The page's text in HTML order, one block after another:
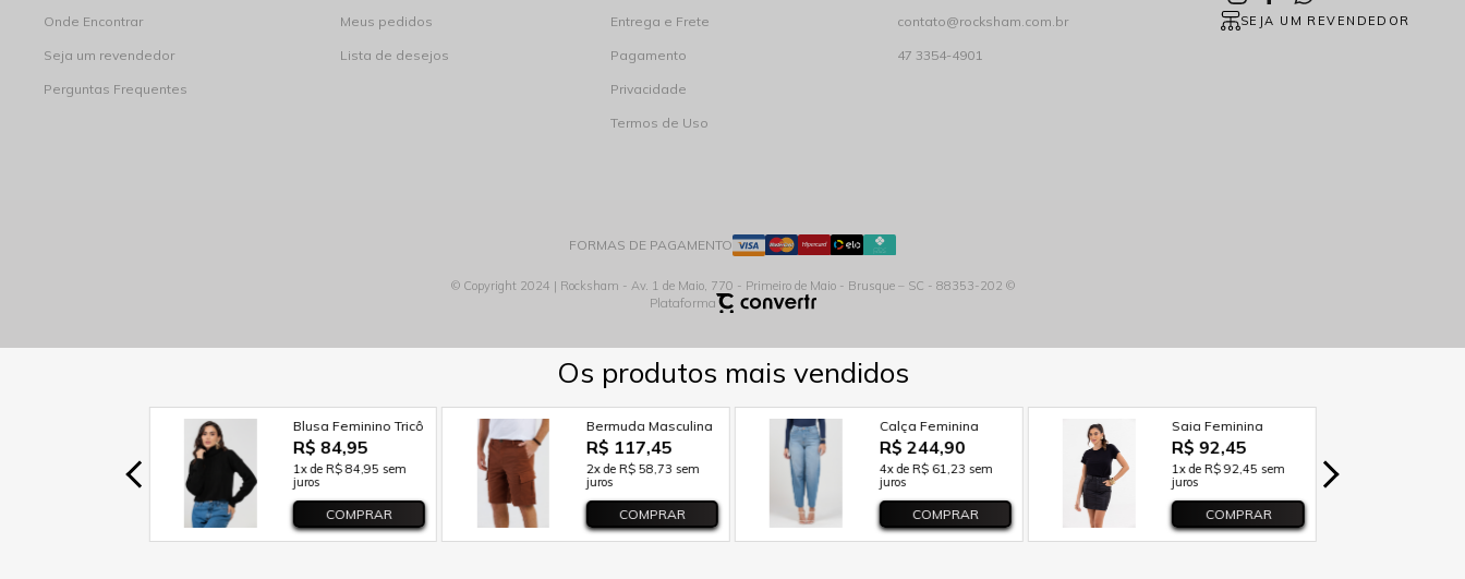
Onde Encontrar
Seja um revendedor
Perguntas Frequentes
Meus pedidos
Lista de desejos
Entrega e Frete
Pagamento
Privacidade
Termos de Uso
contato@rocksham.com.br
47 3354-4901
SEJA UM REVENDEDOR
FORMAS DE PAGAMENTO
© Copyright 2024 | Rocksham - Av. 1 de Maio, 770 - Primeiro de Maio - Brusque – SC - 88353-202 ©
Plataforma